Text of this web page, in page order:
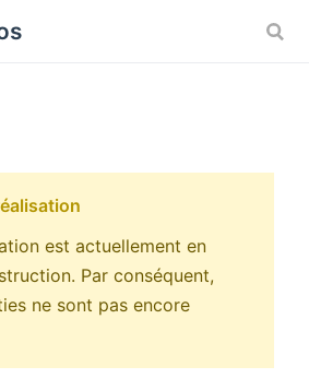
est actuellement en
Par conséquent,
ne sont pas encore